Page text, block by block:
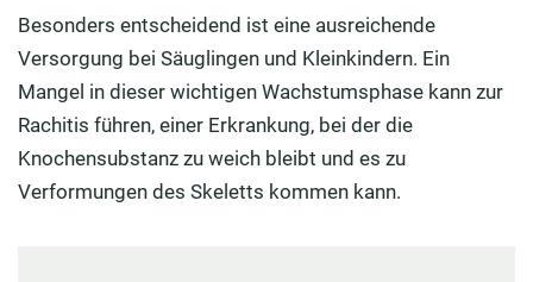
Besonders entscheidend ist eine ausreichende
Versorgung bei Säuglingen und Kleinkindern. Ein
Mangel in dieser wichtigen Wachstumsphase kann zur
Rachitis führen, einer Erkrankung, bei der die
Knochensubstanz zu weich bleibt und es zu
Verformungen des Skeletts kommen kann.